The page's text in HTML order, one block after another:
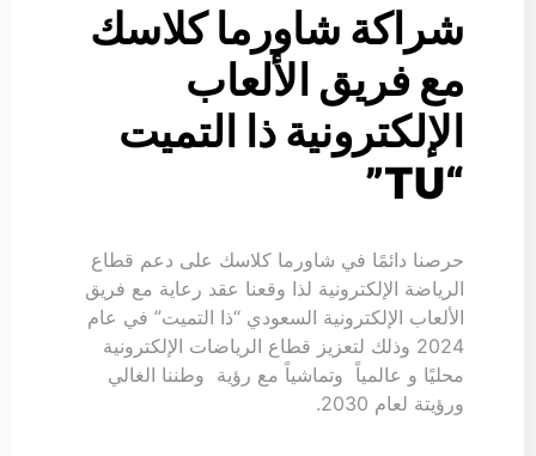
شراكة شاورما كلاسك
مع فريق الألعاب
الإلكترونية ذا التميت
“TU”
حرصنا دائمًا في شاورما كلاسك على دعم قطاع
الرياضة الإلكترونية لذا وقعنا عقد رعاية مع فريق
الألعاب الإلكترونية السعودي “ذا التميت” في عام
2024 وذلك لتعزيز قطاع الرياضات الإلكترونية
محليًا و عالمياً وتماشياً مع رؤية وطننا الغالي
ورؤيتة لعام 2030.